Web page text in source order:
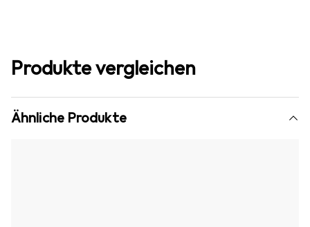
Produkte vergleichen
Ähnliche Produkte